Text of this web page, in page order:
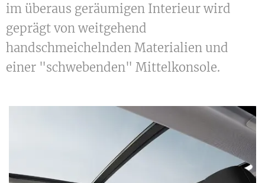
im überaus geräumigen Interieur wird
geprägt von weitgehend
handschmeichelnden Materialien und
einer "schwebenden" Mittelkonsole.